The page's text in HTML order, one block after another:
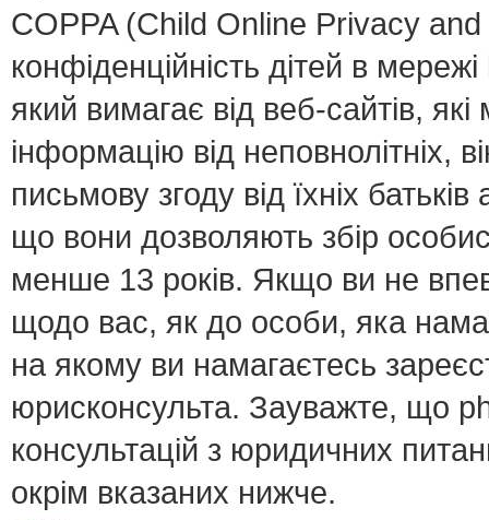
COPPA (Child Online Privacy
конфіденційність дітей в
який вимагає від веб-сайтів,
інформацію від неповнолітніх,
письмову згоду від їхніх
що вони дозволяють збір
менше 13 років. Якщо ви не
щодо вас, як до особи, яка
на якому ви намагаєтесь
юрисконсульта. Зауважте, що
консультацій з юридичних
окрім вказаних нижче.